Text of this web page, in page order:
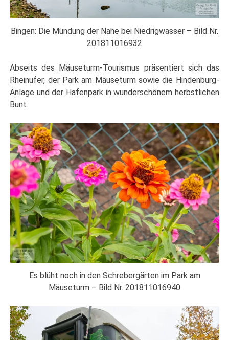
Bingen: Die Mündung der Nahe bei Niedrigwasser – Bild Nr.
201811016932
Abseits des Mäuseturm-Tourismus präsentiert sich das
Rheinufer, der Park am Mäuseturm sowie die Hindenburg-
Anlage und der Hafenpark in wunderschönem herbstlichen
Bunt.
Es blüht noch in den Schrebergärten im Park am
Mäuseturm – Bild Nr. 201811016940